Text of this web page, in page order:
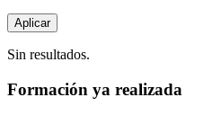
Sin resultados.
Formación ya realizada